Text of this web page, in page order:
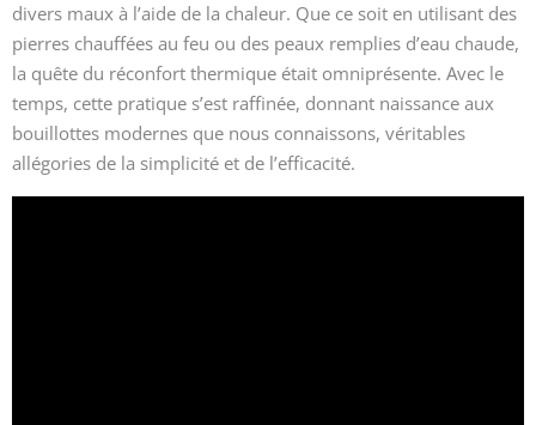
divers maux à l’aide de la chaleur. Que ce soit en utilisant des
pierres chauffées au feu ou des peaux remplies d’eau chaude,
la quête du réconfort thermique était omniprésente. Avec le
temps, cette pratique s’est raffinée, donnant naissance aux
bouillottes modernes que nous connaissons, véritables
allégories de la simplicité et de l’efficacité.